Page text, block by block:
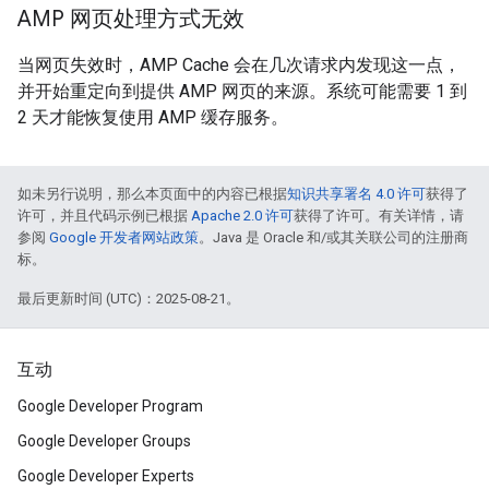
AMP 网页处理方式无效
当网页失效时，AMP Cache 会在几次请求内发现这一点，
并开始重定向到提供 AMP 网页的来源。系统可能需要 1 到
2 天才能恢复使用 AMP 缓存服务。
如未另行说明，那么本页面中的内容已根据知识共享署名 4.0 许可获得了
许可，并且代码示例已根据 Apache 2.0 许可获得了许可。有关详情，请
参阅 Google 开发者网站政策。Java 是 Oracle 和/或其关联公司的注册商
标。
最后更新时间 (UTC)：2025-08-21。
互动
Google Developer Program
Google Developer Groups
Google Developer Experts